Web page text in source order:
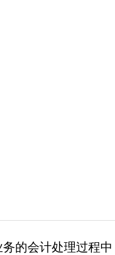
的会计处理过程